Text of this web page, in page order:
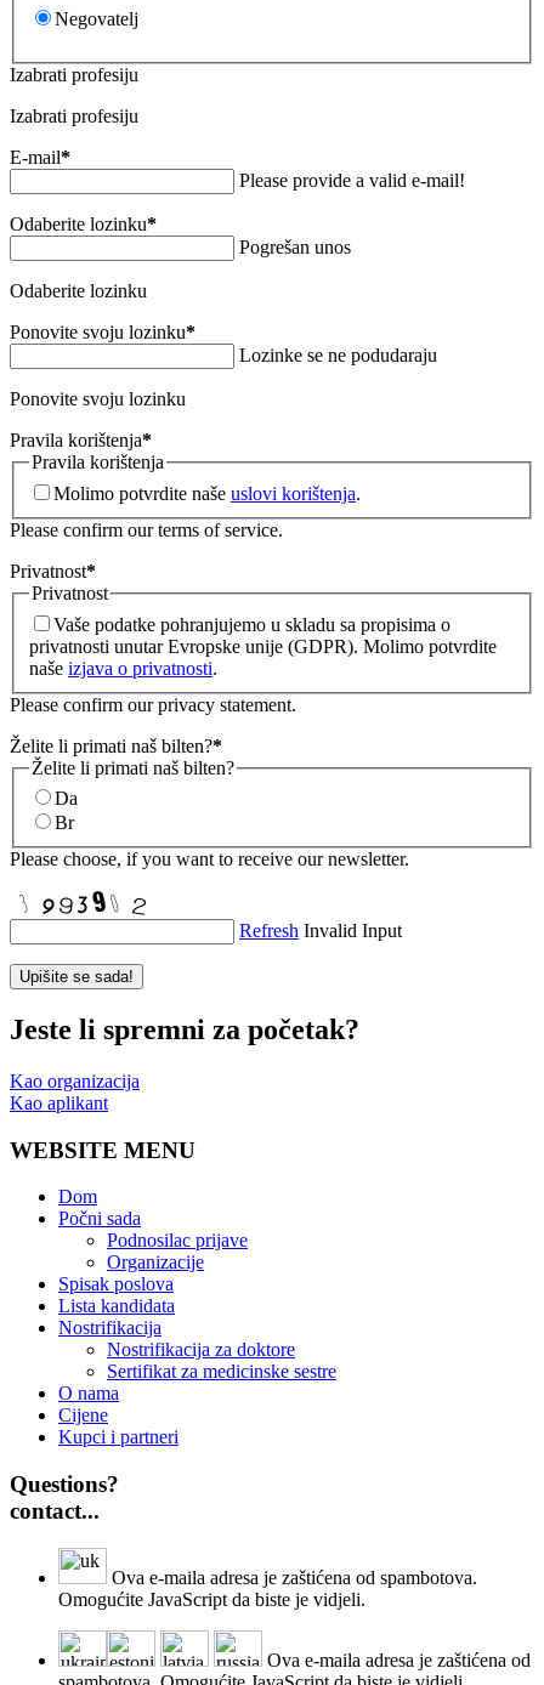
Negovatelj
Izabrati profesiju
Izabrati profesiju
E-mail*
Please provide a valid e-mail!
Odaberite lozinku*
Pogrešan unos
Odaberite lozinku
Ponovite svoju lozinku*
Lozinke se ne podudaraju
Ponovite svoju lozinku
Pravila korištenja*
Pravila korištenja
Molimo potvrdite naše uslovi korištenja.
Please confirm our terms of service.
Privatnost*
Privatnost
Vaše podatke pohranjujemo u skladu sa propisima o
privatnosti unutar Evropske unije (GDPR). Molimo potvrdite
naše izjava o privatnosti.
Please confirm our privacy statement.
Želite li primati naš bilten?*
Želite li primati naš bilten?
Da
Br
Please choose, if you want to receive our newsletter.
Refresh Invalid Input
Upišite se sada!
Jeste li spremni za početak?
Kao organizacija
Kao aplikant
WEBSITE MENU
Dom
Počni sada
Podnosilac prijave
Organizacije
Spisak poslova
Lista kandidata
Nostrifikacija
Nostrifikacija za doktore
Sertifikat za medicinske sestre
O nama
Cijene
Kupci i partneri
Questions?
contact...
Ova e-maila adresa je zaštićena od spambotova.
Omogućite JavaScript da biste je vidjeli.
Ova e-maila adresa je zaštićena od